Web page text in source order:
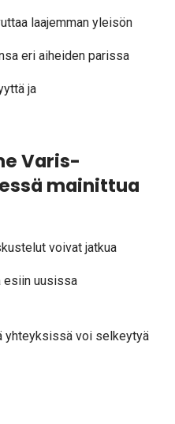
laajemman yleisön
eri aiheiden parissa
ja
Varis-
mainittua
voivat jatkua
esiin uusissa
yhteyksissä voi selkeytyä